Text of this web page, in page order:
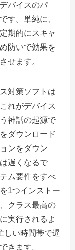
バイスのパ
す。単純に、
期的にスキャ
防いで効果を
せます。
対策ソフトは
れがデバイス
神話の起源で
ダウンロード
ンをダウン
遅くなるで
ム要件をすべ
1つインストー
クラス最高の
実行されるよ
しい時間帯で遅
きます。